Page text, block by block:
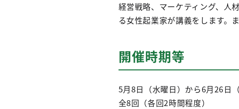
経営戦略、マーケティング、人
る女性起業家が講義をします。
開催時期等
5月8日（水曜日）から6月26日
全8回（各回2時間程度）